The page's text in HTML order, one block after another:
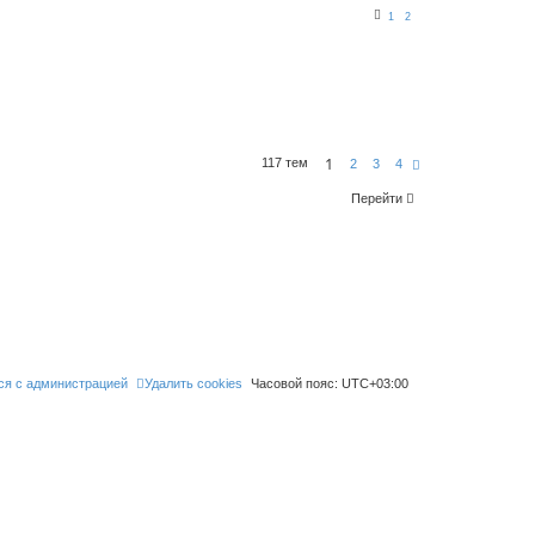
1 2
117 тем 1 2 3 4
Перейти
Часовой пояс: UTC+03:00
Удалить cookies
с администрацией